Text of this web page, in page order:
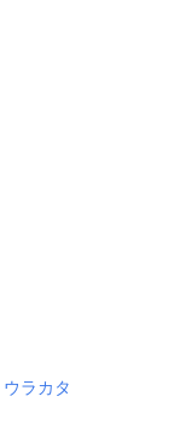
ウラカタ